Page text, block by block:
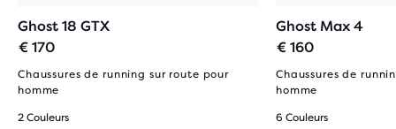
Ghost 18 GTX
€ 170
Chaussures de running sur route pour
homme
2 Couleurs
Ghost Max 4
€ 160
Chaussures de
homme
6 Couleurs